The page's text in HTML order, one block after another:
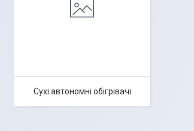
Сухі автономні обігрівачі